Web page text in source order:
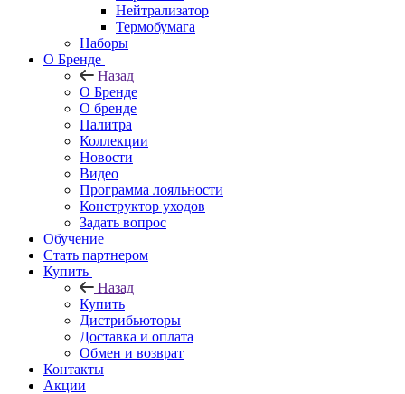
Нейтрализатор
Термобумага
Наборы
О Бренде
Назад
О Бренде
О бренде
Палитра
Коллекции
Новости
Видео
Программа лояльности
Конструктор уходов
Задать вопрос
Обучение
Стать партнером
Купить
Назад
Купить
Дистрибьюторы
Доставка и оплата
Обмен и возврат
Контакты
Акции